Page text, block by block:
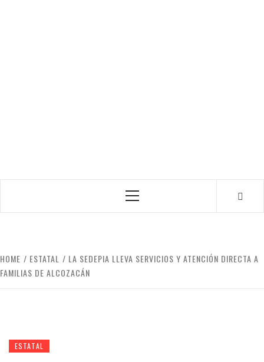
Primary
HOME ESTATAL
LA SEDEPIA LLEVA SERVICIOS Y ATENCIÓN DIRECTA A
FAMILIAS DE ALCOZACÁN
ESTATAL